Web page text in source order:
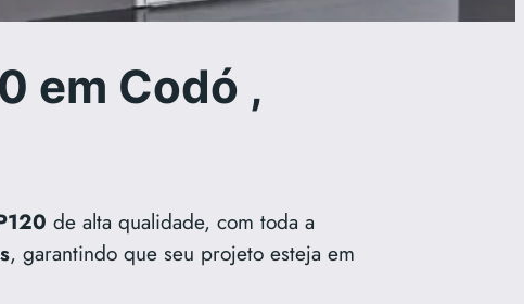
em Codó ,
de alta qualidade, com toda a
, garantindo que seu projeto esteja em